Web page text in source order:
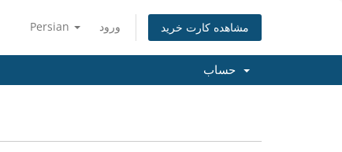
Persian ورود مشاهده کارت خرید